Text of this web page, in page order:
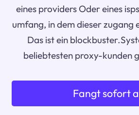
eines providers Oder eines
umfang, in dem dieser zugang
Das ist ein
beliebtesten proxy-kunden
Fangt sofort